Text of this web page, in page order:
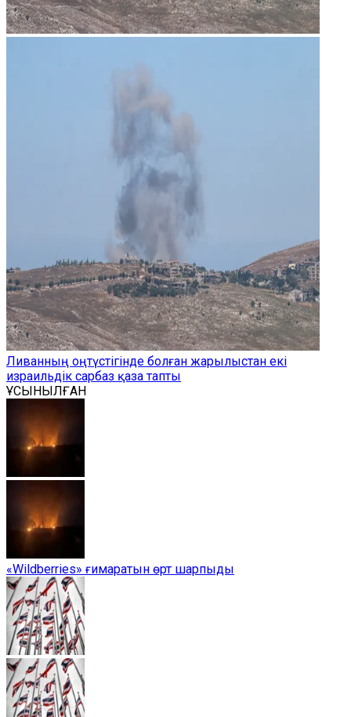
Ливанның оңтүстігінде болған жарылыстан екі
израильдік сарбаз қаза тапты
ҰСЫНЫЛҒАН
«Wildberries» ғимаратын өрт шарпыды